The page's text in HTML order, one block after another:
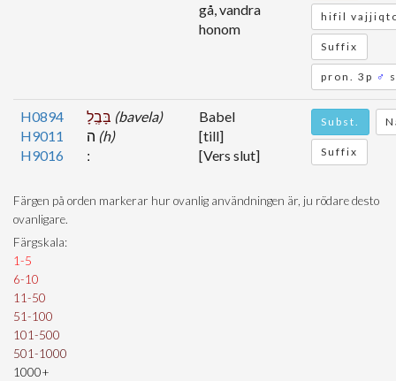
gå, vandra
honom
hifil
Suffix
pron. 3p ♂
H0894
H9011
H9016
(bavela)
(h)
Babel
[till]
[Vers slut]
Subst.
Suffix
Färgen på orden markerar hur ovanlig användningen är, ju rödare desto
ovanligare.
Färgskala:
1-5
6-10
11-50
51-100
101-500
501-1000
1000+